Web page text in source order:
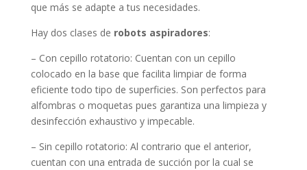
que más se adapte a tus necesidades.
Hay dos clases de robots aspiradores:
– Con cepillo rotatorio: Cuentan con un cepillo
colocado en la base que facilita limpiar de forma
eficiente todo tipo de superficies. Son perfectos para
alfombras o moquetas pues garantiza una limpieza y
desinfección exhaustivo y impecable.
– Sin cepillo rotatorio: Al contrario que el anterior,
cuentan con una entrada de succión por la cual se